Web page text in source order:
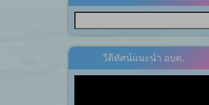
วีดีทัศน์แนะนำ อบต.